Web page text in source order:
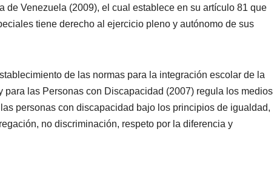
Venezuela (2009), el cual establece en su artículo 81 que
tiene derecho al ejercicio pleno y autónomo de sus
de las normas para la integración escolar de la
para las Personas con Discapacidad (2007) regula los medios
personas con discapacidad bajo los principios de igualdad,
no discriminación, respeto por la diferencia y